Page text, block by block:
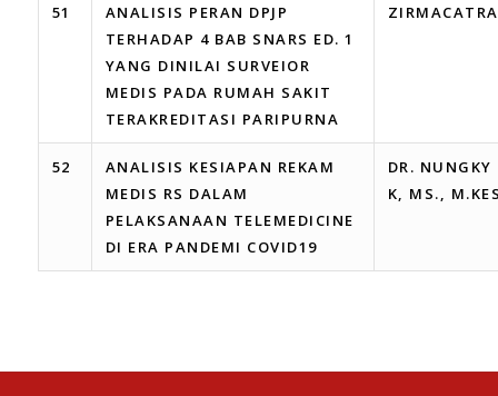
51
ANALISIS PERAN DPJP
TERHADAP 4 BAB SNARS ED. 1
YANG DINILAI SURVEIOR
MEDIS PADA RUMAH SAKIT
TERAKREDITASI PARIPURNA
ZIRMACATRA
52
ANALISIS KESIAPAN REKAM
MEDIS RS DALAM
PELAKSANAAN TELEMEDICINE
DI ERA PANDEMI COVID19
DR.
K, MS.,